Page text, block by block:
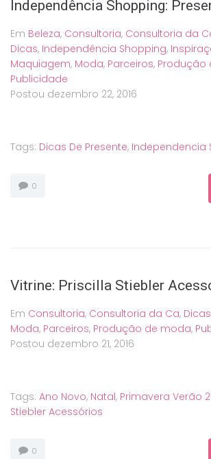
Independência Shopping:
Em Beleza, Consultoria, Consultoria da
Dicas, Independência Shopping,
Maquiagem, Moda, Parceiros, Produção
Publicidade
Postou dezembro 22, 2016
Tags: Dicas De Presente, Independencia
0
Vitrine: Priscilla Stiebler
Em Consultoria, Consultoria da Ca, Dicas
Moda, Parceiros, Produção de moda,
Postou dezembro 21, 2016
Tags: Ano Novo, Natal, Primavera Verão
Stiebler Acessórios
0